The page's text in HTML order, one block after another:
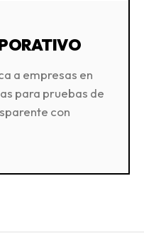
a empresas en
para pruebas de
con